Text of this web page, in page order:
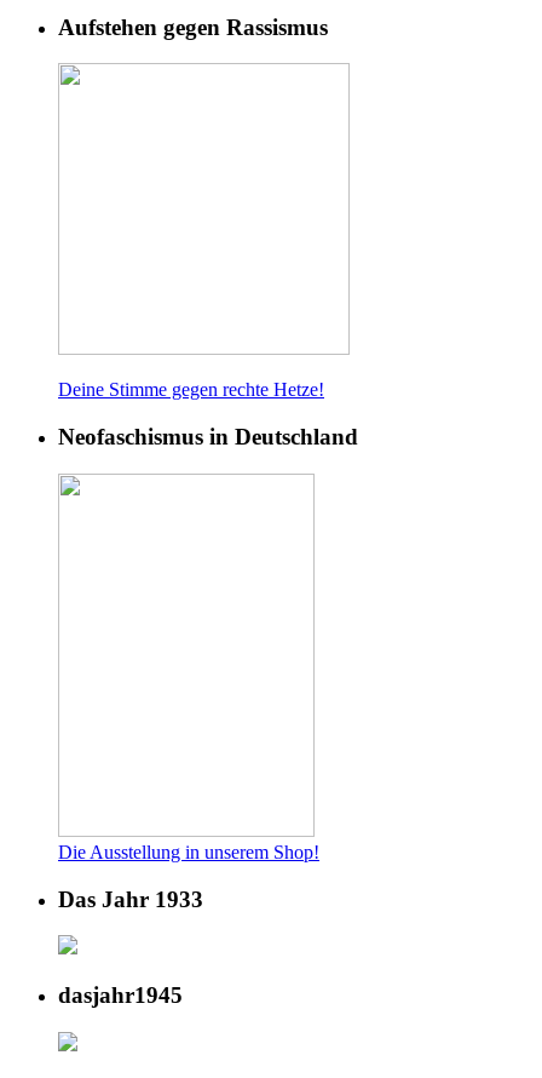
Aufstehen gegen Rassismus
Deine Stimme gegen rechte Hetze!
Neofaschismus in Deutschland
Die Ausstellung in unserem Shop!
Das Jahr 1933
dasjahr1945